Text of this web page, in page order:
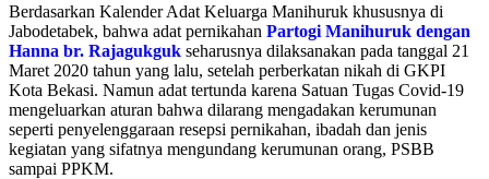
Berdasarkan Kalender Adat Keluarga Manihuruk khususnya di
Jabodetabek, bahwa adat pernikahan Partogi Manihuruk dengan
Hanna br. Rajagukguk seharusnya dilaksanakan pada tanggal 21
Maret 2020 tahun yang lalu, setelah perberkatan nikah di GKPI
Kota Bekasi. Namun adat tertunda karena Satuan Tugas Covid-19
mengeluarkan aturan bahwa dilarang mengadakan kerumunan
seperti penyelenggaraan resepsi pernikahan, ibadah dan jenis
kegiatan yang sifatnya mengundang kerumunan orang, PSBB
sampai PPKM.